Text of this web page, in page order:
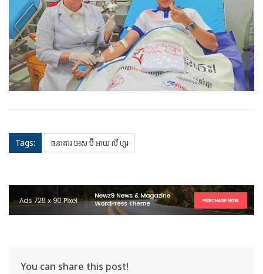
Tags: ធនាគារ អេស ប៊ី អាយ លី ហួរ
You can share this post!